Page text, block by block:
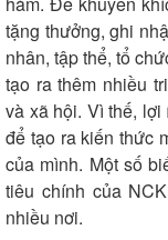
tặng thưởng, ghi
nhân, tập thể, tổ
tạo ra thêm nhiều
và xã hội. Vì thế,
để tạo ra kiến thức
của mình. Một số
tiêu chính của
nhiều nơi.